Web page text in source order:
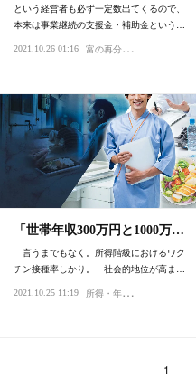
という経営者も必ず一定数出てくるので、
本来は事業継続の支援金・補助金という…
2021.10.26 01:16 富
の再分配
「世帯年収300万円と1000万…
言うまでもなく。所得階級におけるワク
チン接種率しかり。 社会的地位が高ま…
2021.10.25 11:19 所
得・年収
1